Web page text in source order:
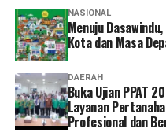
NASIONAL
Menuju
Kota dan Masa
DAERAH
Buka Ujian PPAT
Layanan
Profesional dan